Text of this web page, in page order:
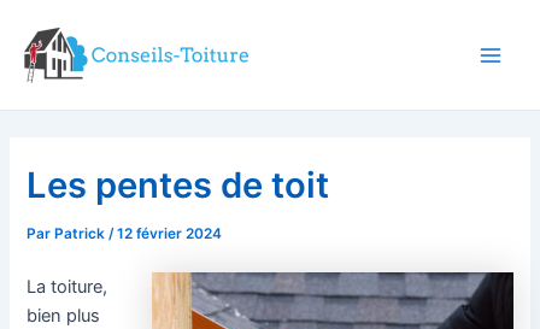
contenu
Les pentes de toit
Par Patrick/12 février 2024
La toiture,
bien plus